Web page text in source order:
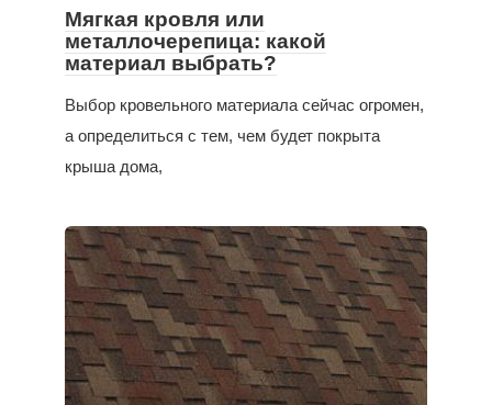
Мягкая кровля или
металлочерепица: какой
материал выбрать?
Выбор кровельного материала сейчас огромен,
а определиться с тем, чем будет покрыта
крыша дома,